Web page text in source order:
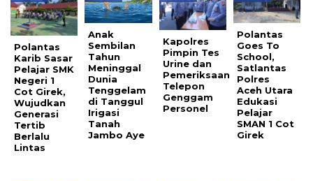
Polantas
Karib Sasar
Pelajar SMK
Negeri 1
Cot Girek,
Wujudkan
Generasi
Tertib
Berlalu
Lintas
Anak
Sembilan
Tahun
Meninggal
Dunia
Tenggelam
di Tanggul
Irigasi
Tanah
Jambo Aye
Kapolres
Pimpin Tes
Urine dan
Pemeriksaan
Telepon
Genggam
Personel
Polantas
Goes To
School,
Satlantas
Polres
Aceh Utara
Edukasi
Pelajar
SMAN 1 Cot
Girek